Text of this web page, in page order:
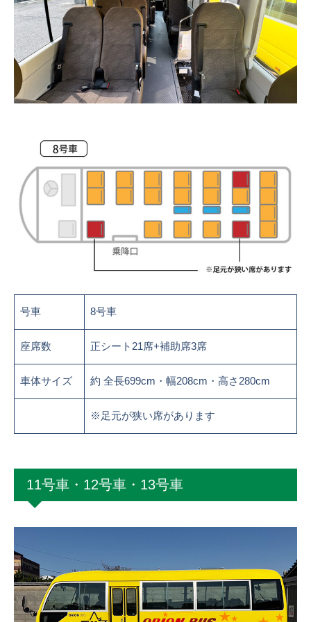
号車 8号車
座席数 正シート21席+補助席3席
車体サイズ 約 全長699cm・幅208cm・高さ280cm
※足元が狭い席があります
11号車・12号車・13号車